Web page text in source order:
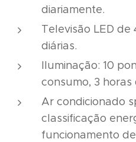
diariamente.
Televisão LED
diárias.
Iluminação: 10
consumo, 3 horas
Ar condicionado
classificação
funcionamento